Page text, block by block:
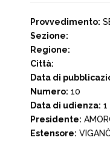
Provvedimento:
Sezione:
Regione:
Città:
Data di
Numero: 10
Data di udienza: 1
Presidente:
Estensore: